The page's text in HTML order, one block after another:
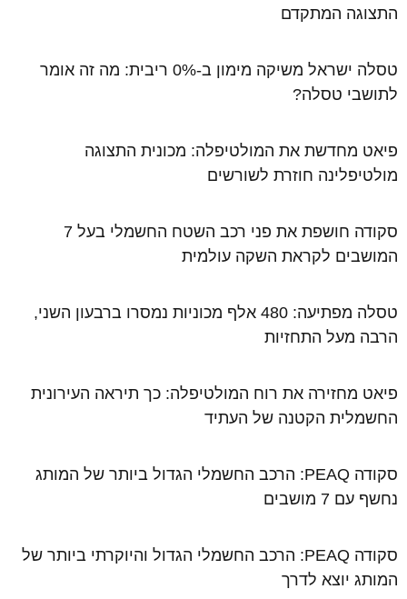
התצוגה המתקדם
טסלה ישראל משיקה מימון ב-0% ריבית: מה זה אומר
לתושבי טסלה?
פיאט מחדשת את המולטיפלה: מכונית התצוגה
מולטיפלינה חוזרת לשורשים
סקודה חושפת את פני רכב השטח החשמלי בעל 7
המושבים לקראת השקה עולמית
טסלה מפתיעה: 480 אלף מכוניות נמסרו ברבעון השני,
הרבה מעל התחזיות
פיאט מחזירה את רוח המולטיפלה: כך תיראה העירונית
החשמלית הקטנה של העתיד
סקודה PEAQ: הרכב החשמלי הגדול ביותר של המותג
נחשף עם 7 מושבים
סקודה PEAQ: הרכב החשמלי הגדול והיוקרתי ביותר של
המותג יוצא לדרך